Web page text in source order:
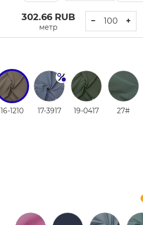
302.66 RUB
метр
− +
16-1210 17-3917 19-0417 27#